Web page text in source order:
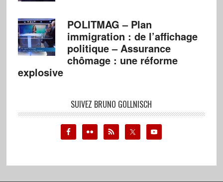
POLITMAG – Plan
immigration : de l’affichage
politique – Assurance
chômage : une réforme
explosive
SUIVEZ BRUNO GOLLNISCH